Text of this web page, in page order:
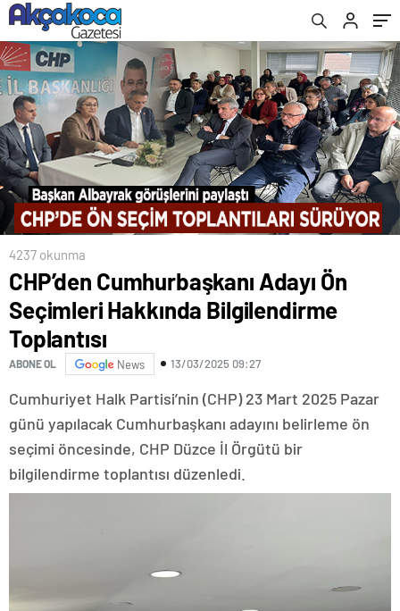
4237 okunma
CHP’den Cumhurbaşkanı Adayı Ön
Seçimleri Hakkında Bilgilendirme
Toplantısı
ABONE OL News 13/03/2025 09:27
Cumhuriyet Halk Partisi’nin (CHP) 23 Mart 2025 Pazar
günü yapılacak Cumhurbaşkanı adayını belirleme ön
seçimi öncesinde, CHP Düzce İl Örgütü bir
bilgilendirme toplantısı düzenledi.